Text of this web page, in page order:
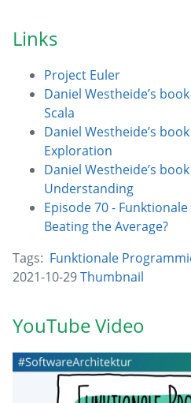
Links
Project Euler
Daniel Westheide’s
Scala
Daniel Westheide’s
Exploration
Daniel Westheide’s
Understanding
Episode 70 -
Beating the Average?
Tags: Funktionale
2021-10-29Thumbnail
YouTube Video